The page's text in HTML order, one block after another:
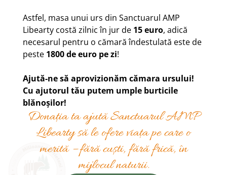
Astfel, masa unui urs din Sanctuarul AMP
Libearty costă zilnic în jur de 15 euro, adică
necesarul pentru o cămară îndestulată este de
peste 1800 de euro pe zi!
Ajută-ne să aprovizionăm cămara ursului!
Cu ajutorul tău putem umple burticile
blănoșilor!
Donația ta ajută Sanctuarul AMP
Libearty să le ofere viața pe care o
merită – fără cuști, fără frică, în
mijlocul naturii.